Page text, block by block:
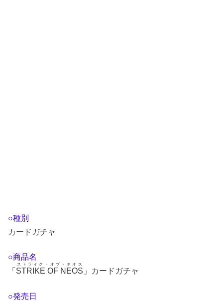
○種別
カードガチャ
○商品名
「 STRIKE OF NEOS
ストライク・オブ・ネオス
」カードガチャ
○発売日